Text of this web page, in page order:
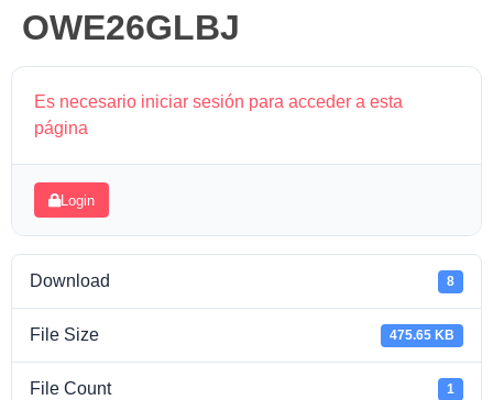
OWE26GLBJ
Es necesario iniciar sesión para acceder a esta
página
Login
Download 8
File Size 475.65 KB
File Count 1